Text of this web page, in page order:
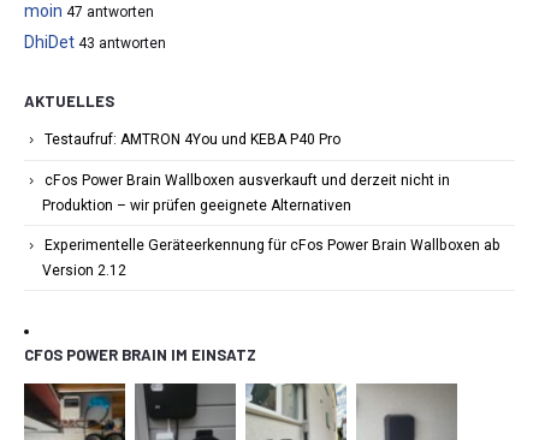
moin 47 antworten
DhiDet 43 antworten
AKTUELLES
Testaufruf: AMTRON 4You und KEBA P40 Pro
cFos Power Brain Wallboxen ausverkauft und derzeit nicht in
Produktion – wir prüfen geeignete Alternativen
Experimentelle Geräteerkennung für cFos Power Brain Wallboxen ab
Version 2.12
CFOS POWER BRAIN IM EINSATZ